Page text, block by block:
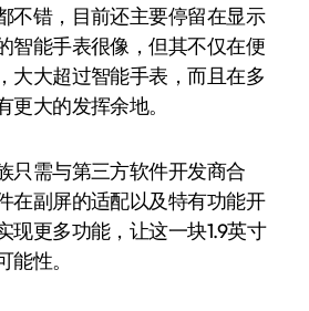
不错，目前还主要停留在显示
智能手表很像，但其不仅在便
大大超过智能手表，而且在多
大的发挥余地。
只需与第三方软件开发商合
在副屏的适配以及特有功能开
现更多功能，让这一块1.9英寸
性。